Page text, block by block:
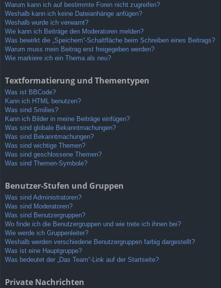
Warum kann ich auf bestimmte Foren nicht zugreifen?
Weshalb kann ich keine Dateianhänge anfügen?
Weshalb wurde ich verwarnt?
Wie kann ich Beiträge den Moderatoren melden?
Was bewirkt die „Speichern“-Schaltfläche beim Schreiben eines Beitrags?
Warum muss mein Beitrag erst freigegeben werden?
Wie markiere ich ein Thema als neu?
Textformatierung und Thementypen
Was ist BBCode?
Kann ich HTML benutzen?
Was sind Smilies?
Kann ich Bilder in meine Beiträge einfügen?
Was sind globale Bekanntmachungen?
Was sind Bekanntmachungen?
Was sind wichtige Themen?
Was sind geschlossene Themen?
Was sind Themen-Symbole?
Benutzer-Stufen und Gruppen
Was sind Administratoren?
Was sind Moderatoren?
Was sind Benutzergruppen?
Wo finde ich die Benutzergruppen und wie trete ich ihnen bei?
Wie werde ich Gruppenleiter?
Weshalb werden verschiedene Benutzergruppen farbig dargestellt?
Was ist eine Hauptgruppe?
Was bedeutet der „Das Team“-Link auf der Startseite?
Private Nachrichten